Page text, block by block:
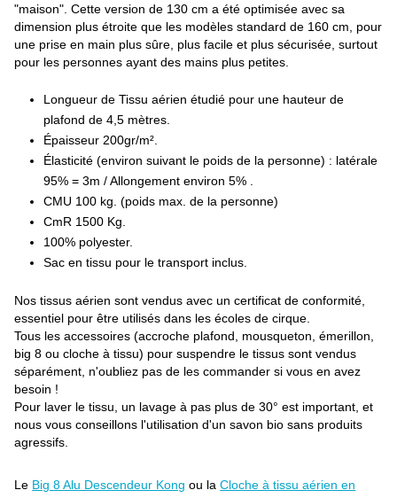
"maison". Cette version de 130 cm a été optimisée avec sa
dimension plus étroite que les modèles standard de 160 cm, pour
une prise en main plus sûre, plus facile et plus sécurisée, surtout
pour les personnes ayant des mains plus petites.
Longueur de Tissu aérien étudié pour une hauteur de
plafond de 4,5 mètres.
Épaisseur 200gr/m².
Élasticité (environ suivant le poids de la personne) : latérale
95% = 3m / Allongement environ 5% .
CMU 100 kg. (poids max. de la personne)
CmR 1500 Kg.
100% polyester.
Sac en tissu pour le transport inclus.
Nos tissus aérien sont vendus avec un certificat de conformité,
essentiel pour être utilisés dans les écoles de cirque.
Tous les accessoires (accroche plafond, mousqueton, émerillon,
big 8 ou cloche à tissu) pour suspendre le tissus sont vendus
séparément, n'oubliez pas de les commander si vous en avez
besoin !
Pour laver le tissu, un lavage à pas plus de 30° est important, et
nous vous conseillons l'utilisation d'un savon bio sans produits
agressifs.
Le Big 8 Alu Descendeur Kong ou laCloche à tissu aérien en